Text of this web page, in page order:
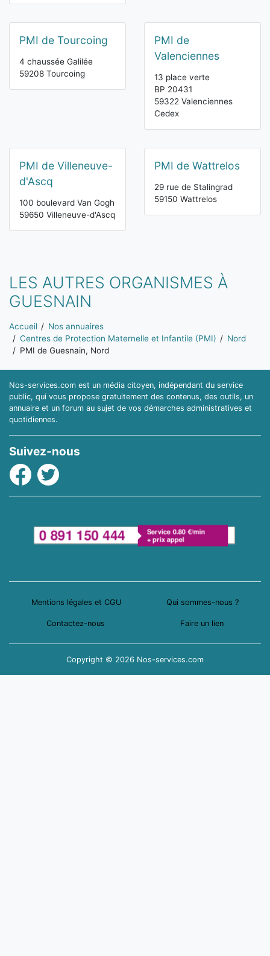
PMI de Tourcoing
4 chaussée Galilée
59208 Tourcoing
PMI de
Valenciennes
13 place verte
BP 20431
59322 Valenciennes
Cedex
PMI de Villeneuve-
d'Ascq
100 boulevard Van Gogh
59650 Villeneuve-d'Ascq
PMI de Wattrelos
29 rue de Stalingrad
59150 Wattrelos
LES AUTRES ORGANISMES À
GUESNAIN
Vous êtes ici:
Accueil
Nos annuaires
Centres de Protection Maternelle et Infantile (PMI)
Nord
PMI de Guesnain, Nord
Nos-services.com est un média citoyen, indépendant du service
public, qui vous propose gratuitement des contenus, des outils, un
annuaire et un forum au sujet de vos démarches administratives et
quotidiennes.
Suivez-nous
Facebook
Twitter
Mentions légales et CGU Qui sommes-nous ?
Contactez-nous Faire un lien
Copyright © 2026 Nos-services.com